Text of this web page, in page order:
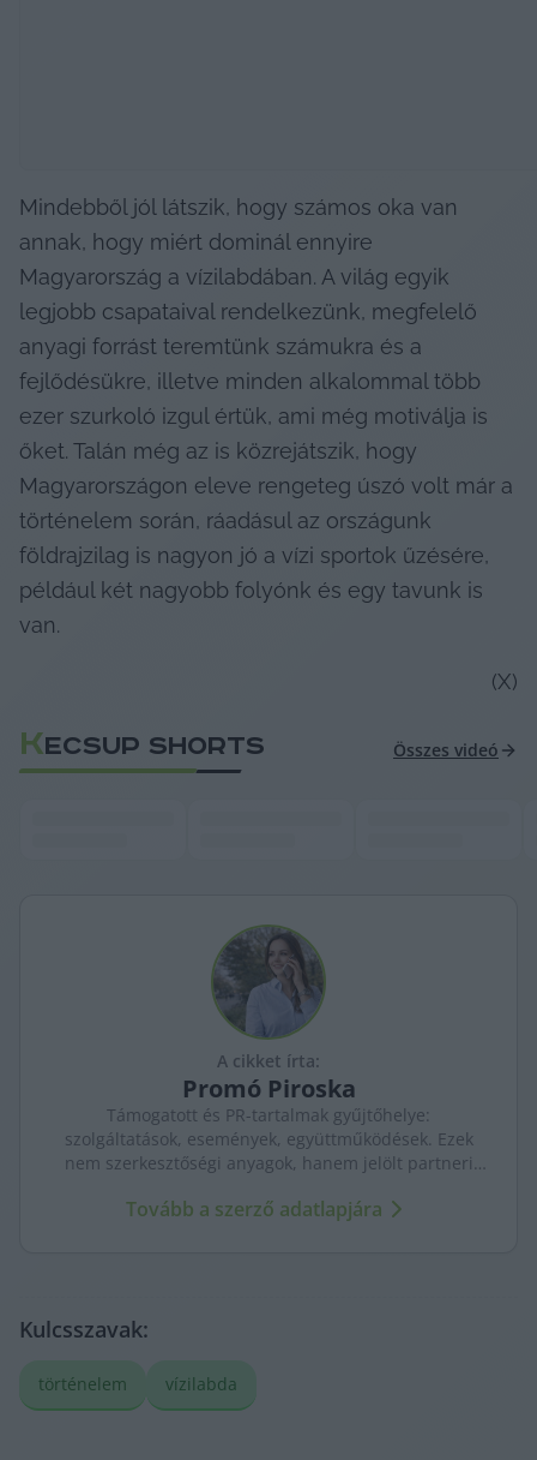
Mindebből jól látszik, hogy számos oka van
annak, hogy miért dominál ennyire
Magyarország a vízilabdában. A világ egyik
legjobb csapataival rendelkezünk, megfelelő
anyagi forrást teremtünk számukra és a
fejlődésükre, illetve minden alkalommal több
ezer szurkoló izgul értük, ami még motiválja is
őket. Talán még az is közrejátszik, hogy
Magyarországon eleve rengeteg úszó volt már a
történelem során, ráadásul az országunk
földrajzilag is nagyon jó a vízi sportok űzésére,
például két nagyobb folyónk és egy tavunk is
van.
(X)
KECSUP SHORTS Összes videó
A cikket írta:
Promó Piroska
Támogatott és PR-tartalmak gyűjtőhelye:
szolgáltatások, események, együttműködések. Ezek
nem szerkesztőségi anyagok, hanem jelölt partneri
újságírásától.
Tovább a szerző adatlapjára
Kulcsszavak:
történelem vízilabda